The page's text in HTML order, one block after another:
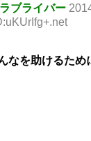
ブライバー
なを助けるため